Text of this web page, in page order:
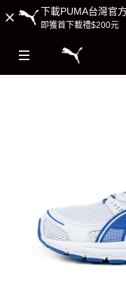
下載PUMA台灣官
即獲首下載禮$200元